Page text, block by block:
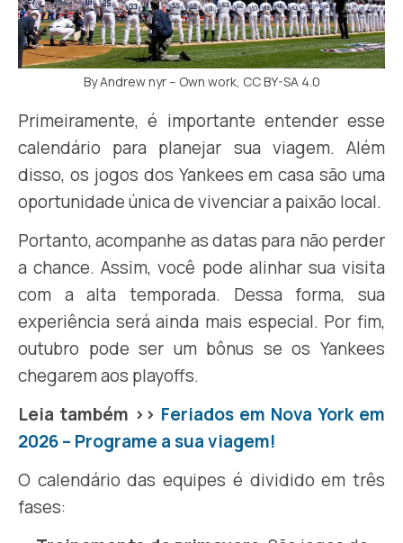
By Andrew nyr – Own work, CC BY-SA 4.0
Primeiramente, é importante entender esse
calendário para planejar sua viagem. Além
disso, os jogos dos Yankees em casa são uma
oportunidade única de vivenciar a paixão local.
Portanto, acompanhe as datas para não perder
a chance. Assim, você pode alinhar sua visita
com a alta temporada. Dessa forma, sua
experiência será ainda mais especial. Por fim,
outubro pode ser um bônus se os Yankees
chegarem aos playoffs.
Leia também >> Feriados em Nova York em
2026 – Programe a sua viagem!
O calendário das equipes é dividido em três
fases: